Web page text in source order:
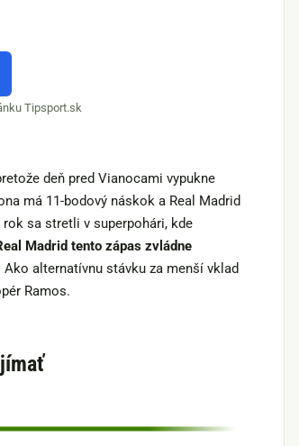
Tipsport.sk
deň pred Vianocami vypukne
má 11-bodový náskok a Real Madrid
sa stretli v superpohári, kde
Madrid tento zápas zvládne
Ako alternatívnu stávku za menší vklad
Ramos.